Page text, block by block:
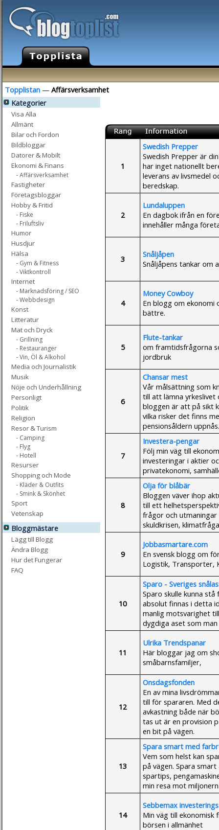
Topplistan — Affärsverksamhet
Kategorier
Visa Alla
Allmänt
Bilar och Fordon
Bildbloggar
Datorer & Mobilt
Ekonomi & Finans
- Affärsverksamhet
Fastigheter
Företagsbloggar
Hobby & Fritid
- Fiske
- Friluftsliv
Humor
Husdjur
Hälsa
- Gym & Fitness
- Viktkontroll
Internet
- Marknadsföring / SEO
- Webbdesign
Konst
Litteratur
Mat och Dryck
- Grillning
- Restauranger
- Vin, Öl & Alkohol
Media och Journalistik
Musik
Nöje och Underhållning
Personligt
Politik
Religion
Resor & Turism
- Camping
- Flyg
- Hotell
Resurser
Shopping och Mode
- Kläder & Outfits
- Smink & Skönhet
Sport
Vetenskap
Bloggmästare
Lägg till Blogg
Ändra Blogg
Hur det Fungerar
FAQ
1
Swedish Prepper
Swedish Prepper är
har inget nationellt
leverans av livsmedel
beredskap.
2
Lundaluppen
En dagbok ifrån en
innehåller många
3
Snåljåpen
Snåljåpens tankar om
4
Money Cowboy
En blogg om ekonomi
bättre.
5
Flute-tankar
om framtidsfrågorna
jordbruk
6
Chansar mest
Vår målsättning som
till att lämna yrkeslivet
bloggen är att på sikt
vilka risker det finns
pensionsåldern uppnås.
7
Investera-pengar
Följ min väg till
investeringar i aktier
privatekonomi,
8
Olja för blåbär
Bloggen väver ihop
till ett
frågor och utmaningar
skuldkrisen,
9
Jobbasmartare.com
En svensk blogg om
Logistik, Transporter,
10
Sparo - Sveriges
Sparo skulle kunna
absolut finnas i detta
manlig motsvarighet
dygdiga aset som man
11
Ulrika Trendspanar
Här bloggar jag om
småbarnsfamiljer,
12
Onsdagsfonden
En av mina
till för spararen. Med
avkastning både när
tas ut är en provision
en bit på vägen.
13
Spara smart med
Vem som helst kan
på vägen. Spara
spartips,
min resa mot
14
Sebbemax
Min väg till ekonomisk
börsen i allmänhet